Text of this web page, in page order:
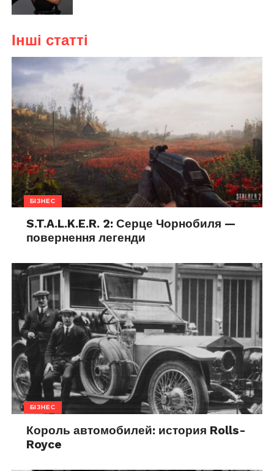
Інші статті
БІЗНЕС
S.T.A.L.K.E.R. 2: Серце Чорнобиля —
повернення легенди
БІЗНЕС
Король автомобилей: история Rolls-
Royce